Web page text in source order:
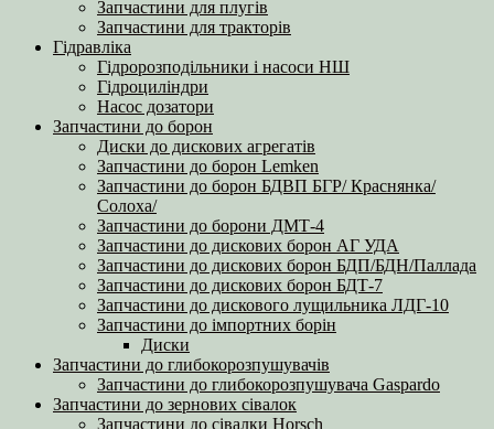
Запчастини для плугів
Запчастини для тракторів
Гідравліка
Гідророзподільники і насоси НШ
Гідроциліндри
Насос дозатори
Запчастини до борон
Диски до дискових агрегатів
Запчастини до борон Lemken
Запчастини до борон БДВП БГР/ Краснянка/
Солоха/
Запчастини до борони ДМТ-4
Запчастини до дискових борон АГ УДА
Запчастини до дискових борон БДП/БДН/Паллада
Запчастини до дискових борон БДТ-7
Запчастини до дискового лущильника ЛДГ-10
Запчастини до імпортних борін
Диски
Запчастини до глибокорозпушувачів
Запчастини до глибокорозпушувача Gaspardo
Запчастини до зернових сівалок
Запчастини до сівалки Horsch